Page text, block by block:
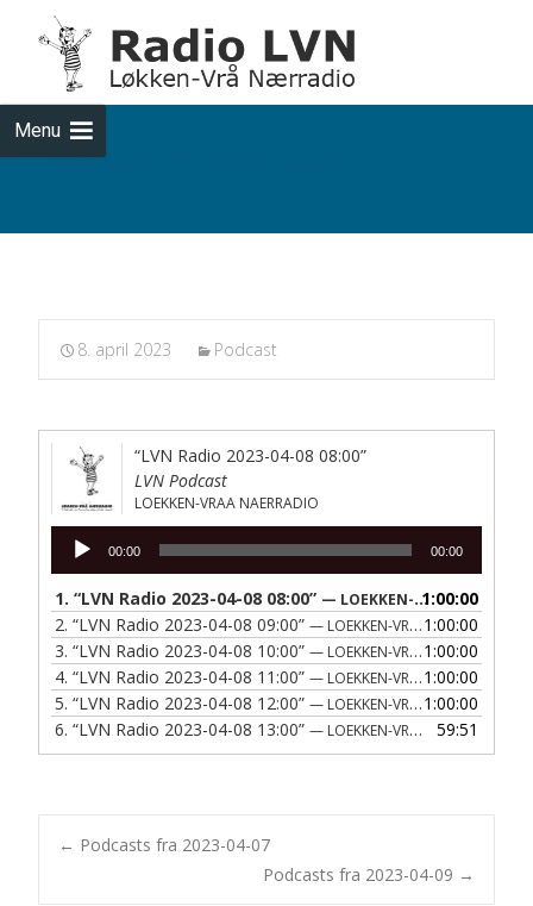
Menu
Podcasts fra 2023-04-08
8. april 2023 Podcast
“LVN Radio 2023-04-08 08:00”
LVN Podcast
LOEKKEN-VRAA NAERRADIO
Lydafspiller
00:00 00:00
1. “LVN Radio 2023-04-08 08:00” — LOEKKEN-VRAA NAERRADIO 1:00:00
2. “LVN Radio 2023-04-08 09:00” — LOEKKEN-VRAA NAERRADIO
1:00:00
3. “LVN Radio 2023-04-08 10:00” — LOEKKEN-VRAA NAERRADIO
1:00:00
4. “LVN Radio 2023-04-08 11:00” — LOEKKEN-VRAA NAERRADIO
1:00:00
5. “LVN Radio 2023-04-08 12:00” — LOEKKEN-VRAA NAERRADIO
1:00:00
6. “LVN Radio 2023-04-08 13:00” — LOEKKEN-VRAA NAERRADIO 59:51
Post
← Podcasts fra 2023-04-07
Podcasts fra 2023-04-09 →